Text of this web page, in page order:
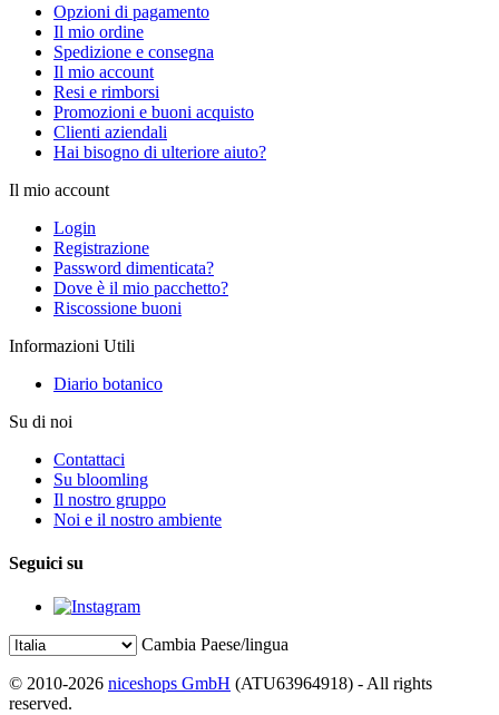
Opzioni di pagamento
Il mio ordine
Spedizione e consegna
Il mio account
Resi e rimborsi
Promozioni e buoni acquisto
Clienti aziendali
Hai bisogno di ulteriore aiuto?
Il mio account
Login
Registrazione
Password dimenticata?
Dove è il mio pacchetto?
Riscossione buoni
Informazioni Utili
Diario botanico
Su di noi
Contattaci
Su bloomling
Il nostro gruppo
Noi e il nostro ambiente
Seguici su
Cambia Paese/lingua
© 2010-2026 niceshops GmbH (ATU63964918) - All rights
reserved.